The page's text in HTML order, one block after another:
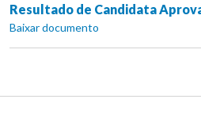
Resultado de Candidata
Baixar documento